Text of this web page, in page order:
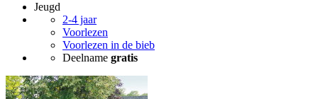
Jeugd
2-4 jaar
Voorlezen
Voorlezen in de bieb
Deelname gratis